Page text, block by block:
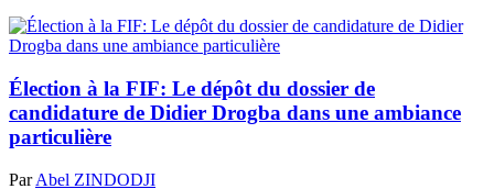
Élection à la FIF: Le dépôt du dossier de
candidature de Didier Drogba dans une ambiance
particulière
Par Abel ZINDODJI